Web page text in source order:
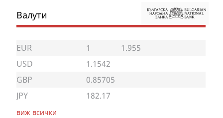
Валути
EUR 1
1.955
USD
1.1542
GBP
0.85705
JPY
182.17
виж всички